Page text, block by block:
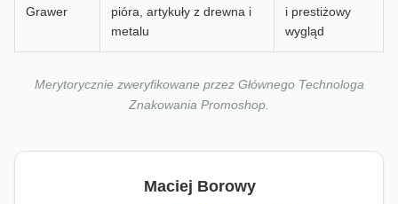
Grawer
pióra, artykuły z drewna i
metalu
i prestiżowy
wygląd
Merytorycznie zweryfikowane przez Głównego Technologa
Znakowania Promoshop.
Maciej Borowy